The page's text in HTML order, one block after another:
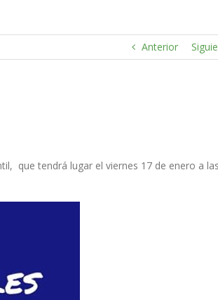
Anterior
que tendrá lugar el viernes 17 de enero a las